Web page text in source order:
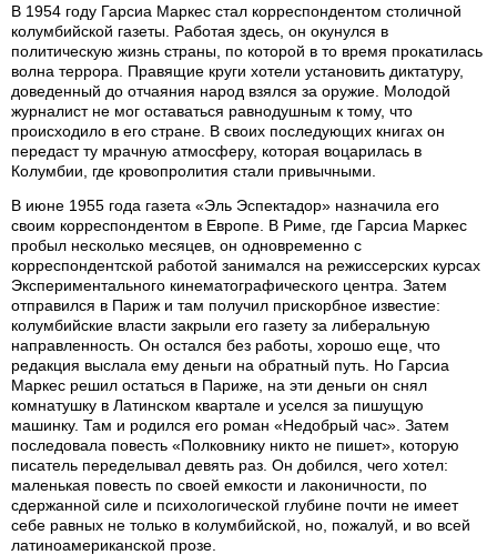
В 1954 году Гарсиа Маркес стал корреспондентом столичной
колумбийской газеты. Работая здесь, он окунулся в
политическую жизнь страны, по которой в то время прокатилась
волна террора. Правящие круги хотели установить диктатуру,
доведенный до отчаяния народ взялся за оружие. Молодой
журналист не мог оставаться равнодушным к тому, что
происходило в его стране. В своих последующих книгах он
передаст ту мрачную атмосферу, которая воцарилась в
Колумбии, где кровопролития стали привычными.
В июне 1955 года газета «Эль Эспектадор» назначила его
своим корреспондентом в Европе. В Риме, где Гарсиа Маркес
пробыл несколько месяцев, он одновременно с
корреспондентской работой занимался на режиссерских курсах
Экспериментального кинематографического центра. Затем
отправился в Париж и там получил прискорбное известие:
колумбийские власти закрыли его газету за либеральную
направленность. Он остался без работы, хорошо еще, что
редакция выслала ему деньги на обратный путь. Но Гарсиа
Маркес решил остаться в Париже, на эти деньги он снял
комнатушку в Латинском квартале и уселся за пишущую
машинку. Там и родился его роман «Недобрый час». Затем
последовала повесть «Полковнику никто не пишет», которую
писатель переделывал девять раз. Он добился, чего хотел:
маленькая повесть по своей емкости и лаконичности, по
сдержанной силе и психологической глубине почти не имеет
себе равных не только в колумбийской, но, пожалуй, и во всей
латиноамериканской прозе.